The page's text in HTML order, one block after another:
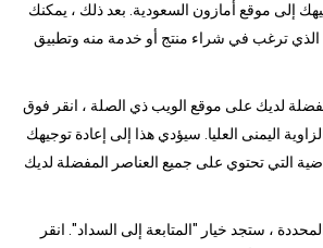
إلى موقع أمازون السعودية. بعد ذلك ، يمكنك
الذي ترغب في شراء منتج أو خدمة منه وتطبيق
لديك على موقع الويب ذي الصلة ، انقر فوق
اليمنى العليا. سيؤدي هذا إلى إعادة توجيهك
التي تحتوي على جميع العناصر المفضلة لديك
، ستجد خيار "المتابعة إلى السداد". انقر